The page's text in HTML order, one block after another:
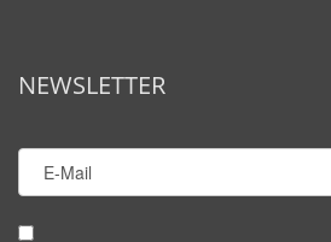
NEWSLETTER